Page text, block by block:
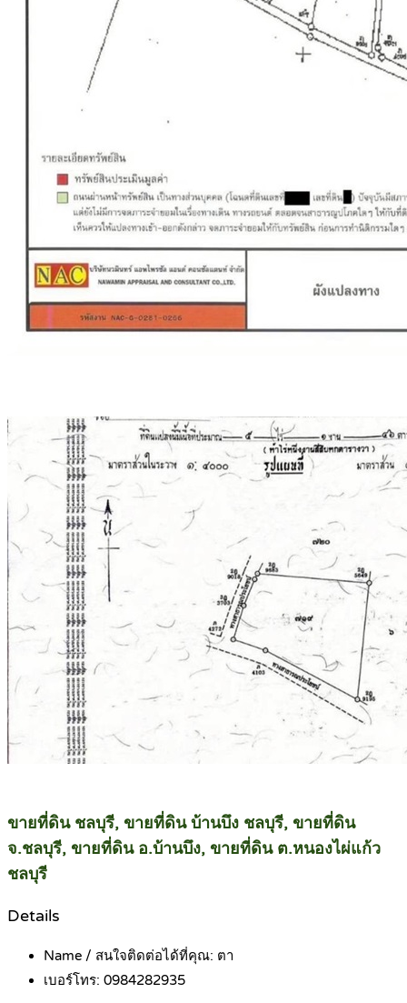
ขายที่ดิน ชลบุรี, ขายที่ดิน บ้านบึง ชลบุรี, ขายที่ดิน
จ.ชลบุรี, ขายที่ดิน อ.บ้านบึง, ขายที่ดิน ต.หนองไผ่แก้ว
ชลบุรี
Details
Name / สนใจติดต่อได้ที่คุณ: ตา
เบอร์โทร: 0984282935